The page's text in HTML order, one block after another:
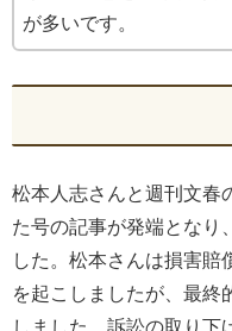
が多いです。
松本人志さんと週刊文春
た号の記事が発端となり
した。松本さんは損害賠
を起こしましたが、最終